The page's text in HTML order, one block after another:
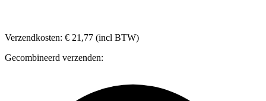
Verzendkosten: € 21,77 (incl BTW)
Gecombineerd verzenden: